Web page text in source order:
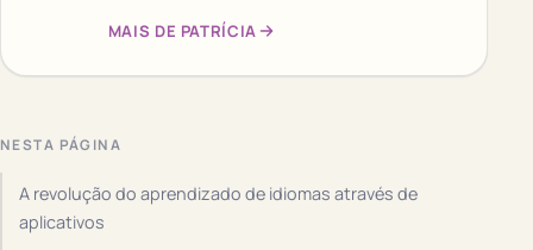
MAIS DE PATRÍCIA
NESTA PÁGINA
A revolução do aprendizado de idiomas através de
aplicativos